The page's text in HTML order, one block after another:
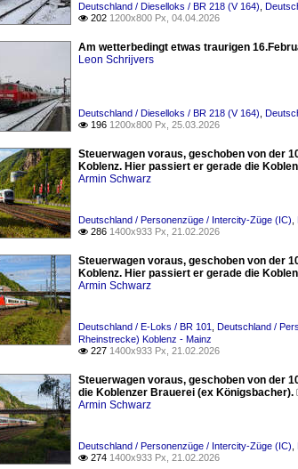
Deutschland / Dieselloks / BR 218 (V 164)
 202 1200x800 Px, 04.04.2026
Am wetterbedingt etwas traurigen
Leon Schrijvers
Deutschland / Dieselloks / BR 218 (V 164)
 196 1200x800 Px, 25.03.2026
Steuerwagen voraus, geschoben von der
Koblenz. Hier passiert er gerade die
Armin Schwarz
Deutschland / Personenzüge / Intercity-Züge (IC)
 286 1400x933 Px, 21.02.2026
Steuerwagen voraus, geschoben von der
Koblenz. Hier passiert er gerade die
Armin Schwarz
Deutschland / E-Loks / BR 101 Deutschland /
Rheinstrecke) Koblenz - Mainz
 227 1400x933 Px, 21.02.2026
Steuerwagen voraus, geschoben von der
die Koblenzer Brauerei (ex Königsbacher).
Armin Schwarz
Deutschland / Personenzüge / Intercity-Züge (IC)
 274 1400x933 Px, 21.02.2026